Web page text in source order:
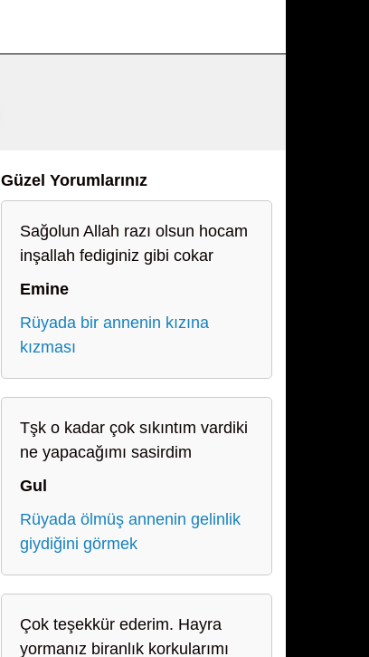
Güzel Yorumlarınız
Sağolun Allah razı olsun hocam
inşallah fediginiz gibi cokar
Emine
Rüyada bir annenin kızına
kızması
Tşk o kadar çok sıkıntım vardiki
ne yapacağımı sasirdim
Gul
Rüyada ölmüş annenin gelinlik
giydiğini görmek
Çok teşekkür ederim. Hayra
yormanız biranlık korkularımı